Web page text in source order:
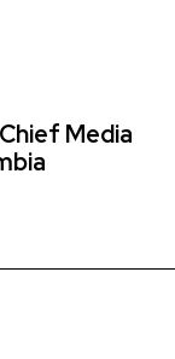
Media